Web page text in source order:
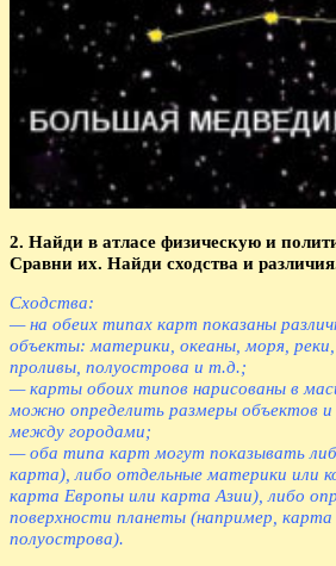
2. Найди в атласе физическую и
Сравни их. Найди сходства и
Сходства:
— на обеих типах карт показаны
объекты: материки, океаны, моря, реки,
проливы, полуострова и т.д.;
— карты обоих типов нарисованы в
можно определить размеры объектов и
между городами;
— оба типа карт могут показывать
карта), либо отдельные материки или
карта Европы или карта Азии), либо
поверхности планеты (например, карта
полуострова).